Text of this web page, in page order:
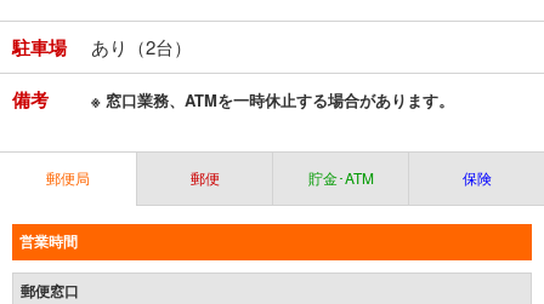
駐車場 あり（2台）
備考 ※ 窓口業務、ATMを一時休止する場合があります。
郵便局 郵便 貯金･ATM 保険
営業時間
郵便窓口